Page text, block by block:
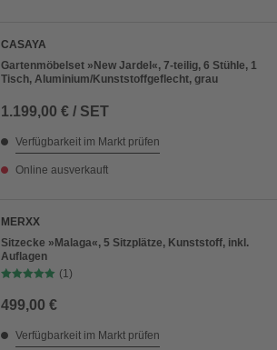
CASAYA
Gartenmöbelset »New Jardel«, 7-teilig, 6 Stühle, 1
Tisch, Aluminium/Kunststoffgeflecht, grau
1.199,00 € / SET
Verfügbarkeit im Markt prüfen
Online ausverkauft
MERXX
Sitzecke »Malaga«, 5 Sitzplätze, Kunststoff, inkl.
Auflagen
(1)
499,00 €
Verfügbarkeit im Markt prüfen